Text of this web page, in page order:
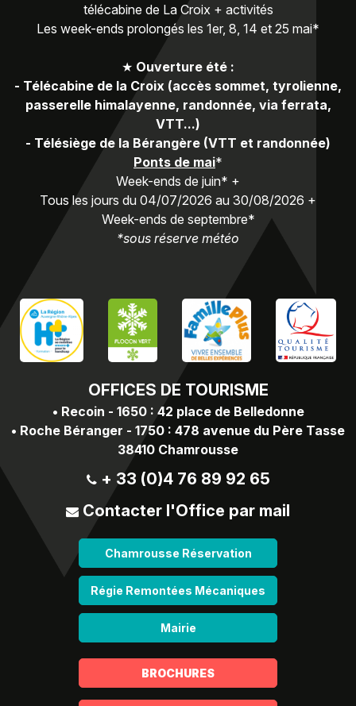
OFFICES DE TOURISME
• Recoin - 1650 : 42 place de Belledonne
• Roche Béranger - 1750 : 478 avenue du Père Tasse
38410 Chamrousse
+ 33 (0)4 76 89 92 65
Contacter l'Office par mail
Chamrousse Réservation
Régie Remontées Mécaniques
Mairie
télécabine de La Croix + activités
Les week-ends prolongés les 1er, 8, 14 et 25 mai*
★ Ouverture été :
- Télécabine de la Croix (accès sommet, tyrolienne,
passerelle himalayenne, randonnée, via ferrata,
VTT...)
- Télésiège de la Bérangère (VTT et randonnée)
Ponts de mai*
Week-ends de juin* +
Tous les jours du 04/07/2026 au 30/08/2026 +
Week-ends de septembre*
*sous réserve météo
BROCHURES